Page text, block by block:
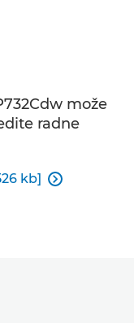
može
radne
kb] 